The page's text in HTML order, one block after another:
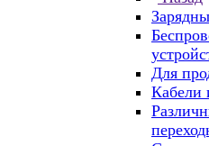
Для
Кабели